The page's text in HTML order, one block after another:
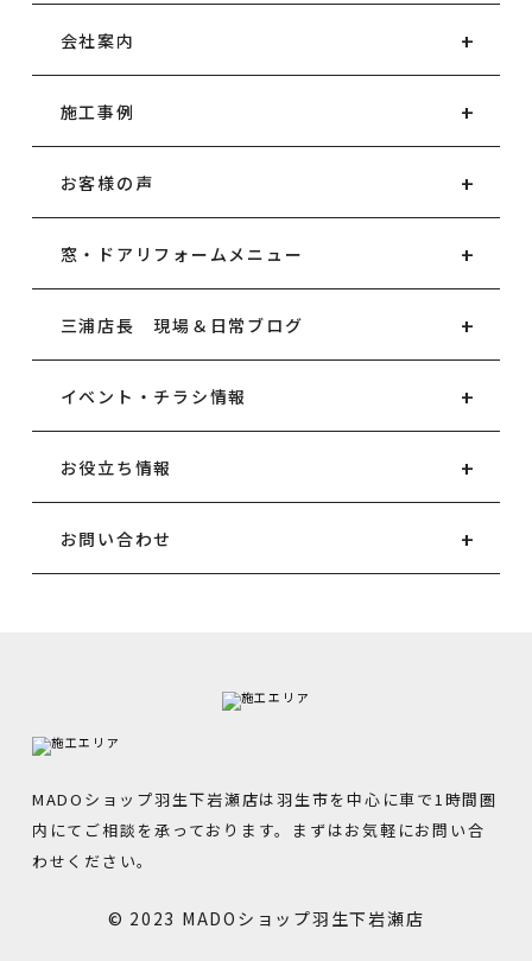
会社案内
施工事例
お客様の声
窓・ドアリフォームメニュー
三浦店長 現場＆日常ブログ
イベント・チラシ情報
お役立ち情報
お問い合わせ
MADOショップ羽生下岩瀬店は羽生市を中心に車で1時間圏
内にてご相談を承っております。まずはお気軽にお問い合
わせください。
© 2023 MADOショップ羽生下岩瀬店